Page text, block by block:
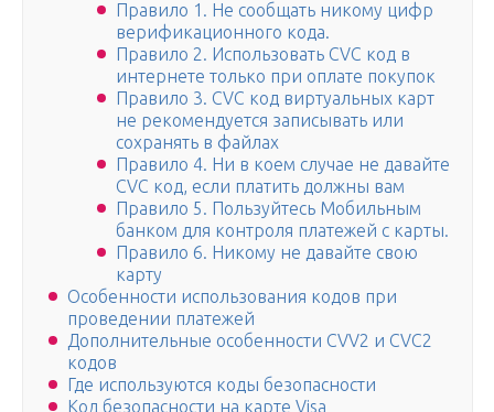
Правило 1. Не сообщать никому цифр
верификационного кода.
Правило 2. Использовать CVC код в
интернете только при оплате покупок
Правило 3. CVC код виртуальных карт
не рекомендуется записывать или
сохранять в файлах
Правило 4. Ни в коем случае не давайте
CVC код, если платить должны вам
Правило 5. Пользуйтесь Мобильным
банком для контроля платежей с карты.
Правило 6. Никому не давайте свою
карту
Особенности использования кодов при
проведении платежей
Дополнительные особенности CVV2 и CVC2
кодов
Где используются коды безопасности
Код безопасности на карте Visa